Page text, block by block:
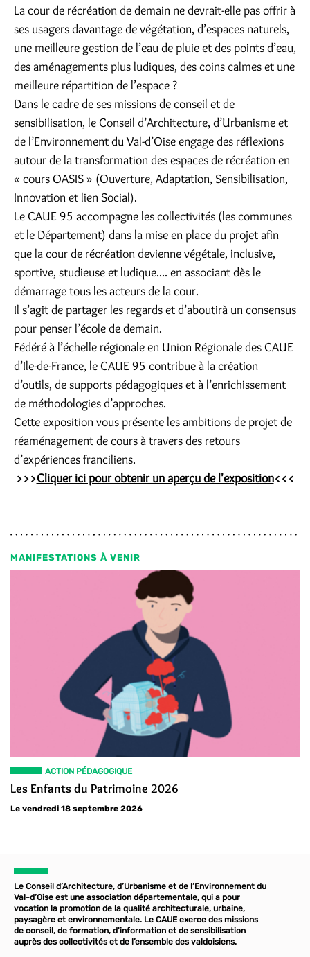
La cour de récréation de demain ne devrait-elle pas offrir à
ses usagers davantage de végétation, d’espaces naturels,
une meilleure gestion de l’eau de pluie et des points d’eau,
des aménagements plus ludiques, des coins calmes et une
meilleure répartition de l’espace ?
Dans le cadre de ses missions de conseil et de
sensibilisation, le Conseil d’Architecture, d’Urbanisme et
de l’Environnement du Val-d’Oise engage des réflexions
autour de la transformation des espaces de récréation en
« cours OASIS » (Ouverture, Adaptation, Sensibilisation,
Innovation et lien Social).
Le CAUE 95 accompagne les collectivités (les communes
et le Département) dans la mise en place du projet afin
que la cour de récréation devienne végétale, inclusive,
sportive, studieuse et ludique.... en associant dès le
démarrage tous les acteurs de la cour.
Il s’agit de partager les regards et d’aboutirà un consensus
pour penser l’école de demain.
Fédéré à l’échelle régionale en Union Régionale des CAUE
d’Ile-de-France, le CAUE 95 contribue à la création
d’outils, de supports pédagogiques et à l’enrichissement
de méthodologies d’approches.
Cette exposition vous présente les ambitions de projet de
réaménagement de cours à travers des retours
d’expériences franciliens.
>>>Cliquer ici pour obtenir un aperçu de l'exposition<<<
MANIFESTATIONS À VENIR
ACTION PÉDAGOGIQUE
Les Enfants du Patrimoine 2026
Le vendredi 18 septembre 2026
Le Conseil d’Architecture, d’Urbanisme et de l’Environnement du
Val-d’Oise est une association départementale, qui a pour
vocation la promotion de la qualité architecturale, urbaine,
paysagère et environnementale. Le CAUE exerce des missions
de conseil, de formation, d'information et de sensibilisation
auprès des collectivités et de l’ensemble des valdoisiens.